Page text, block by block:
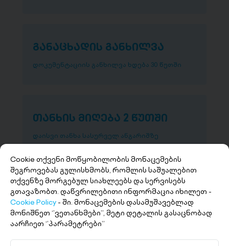
განაცხადის განხილვა
დოკუმენტაციის განხილვა ხდება 30 წუთში
თანხის მიღება 2 წუთში
დაისვი თანხა სასურველ ანგარიშზე
Cookie თქვენი მოწყობილობის მონაცემების
შეგროვებას გულისხმობს, რომლის საშუალებით
თქვენზე მორგებულ სიახლეებს და სერვისებს
გთავაზობთ. დაწვრილებითი ინფორმაცია იხილეთ -
Cookie Policy - ში. მონაცემების დასამუშავებლად
მონიშნეთ ‘’ვეთანხმები’’, მეტი დეტალის გასაცნობად
აარჩიეთ ‘’პარამეტრები’’